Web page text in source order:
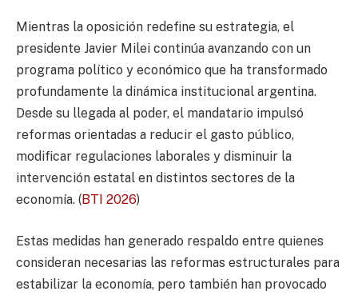
Mientras la oposición redefine su estrategia, el
presidente Javier Milei continúa avanzando con un
programa político y económico que ha transformado
profundamente la dinámica institucional argentina.
Desde su llegada al poder, el mandatario impulsó
reformas orientadas a reducir el gasto público,
modificar regulaciones laborales y disminuir la
intervención estatal en distintos sectores de la
economía. (BTI 2026)
Estas medidas han generado respaldo entre quienes
consideran necesarias las reformas estructurales para
estabilizar la economía, pero también han provocado